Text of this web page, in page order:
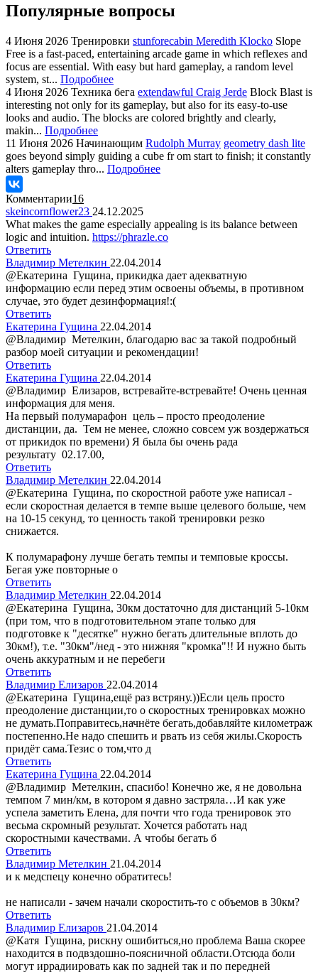
Популярные вопросы
4 Июня 2026 Тренировки stunforecabin Meredith Klocko Slope
Free is a fast-paced, entertaining arcade game in which reflexes and
focus are essential. With easy but hard gameplay, a random level
system, st... Подробнее
4 Июня 2026 Техника бега extendawful Craig Jerde Block Blast is
interesting not only for its gameplay, but also for its easy-to-use
looks and audio. The blocks are colored brightly and clearly,
makin... Подробнее
11 Июня 2026 Начинающим Rudolph Murray geometry dash lite
goes beyond simply guiding a cube fr om start to finish; it constantly
alters gameplay thro... Подробнее
Комментарии16
skeincornflower23 24.12.2025
What makes the game especially appealing is its balance between
logic and intuition. https://phrazle.co
Ответить
Владимир Метелкин 22.04.2014
@Екатерина Гущина, прикидка дает адекватную
информацию если перед этим освоены объемы, в противном
случае, это будет дезинформация!:(
Ответить
Екатерина Гущина 22.04.2014
@Владимир Метелкин, благодарю вас за такой подробный
разбор моей ситуации и рекомендации!
Ответить
Екатерина Гущина 22.04.2014
@Владимир Елизаров, встревайте-встревайте! Очень ценная
информация для меня.
На первый полумарафон цель – просто преодоление
дистанции, да. Тем не менее, сложно совсем уж воздержаться
от прикидок по времени) Я была бы очень рада
результату 02.17.00,
Ответить
Владимир Метелкин 22.04.2014
@Екатерина Гущина, по скоростной работе уже написал -
если скоростная делается в темпе выше целевого больше, чем
на 10-15 секунд, то ценность такой тренировки резко
снижается.
К полумарафону лучше бегать темпы и темповые кроссы.
Бегая уже повторные о
Ответить
Владимир Метелкин 22.04.2014
@Екатерина Гущина, 30км достаточно для дистанций 5-10км
(при том, что в подготовительном этапе только для
подготовке к "десятке" нужно бегать длительные вплоть до
30км!), т.е. "30км"/нед - это нижняя "кромка"!! И нужно быть
очень аккуратным и не перебеги
Ответить
Владимир Елизаров 22.04.2014
@Екатерина Гущина,ещё раз встряну.))Если цель просто
преодоление дистанции,то о скоростных тренировках можно
не думать.Поправитесь,начнёте бегать,добавляйте километраж
постепенно.Не надо спешить и рвать из себя жилы.Скорость
придёт сама.Тезис о том,что д
Ответить
Екатерина Гущина 22.04.2014
@Владимир Метелкин, спасибо! Конечно же, я не довольна
темпом 7 мин/км, в котором я давно застряла…И как уже
успела заметить Елена, для почти что года тренировок это
весьма скромный результат. Хочется работать над
скоростными качествами. А чтобы бегать б
Ответить
Владимир Метелкин 21.04.2014
и к медспецу конечно обратитесь!
не написали - зачем начали скоростить-то с объемов в 30км?
Ответить
Владимир Елизаров 21.04.2014
@Катя Гущина, рискну ошибиться,но проблема Ваша скорее
находится в подвздошно-поясничной области.Отсюда боли
могут иррадиировать как по задней так и по передней